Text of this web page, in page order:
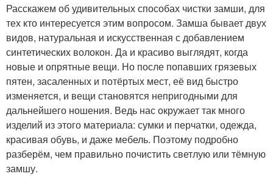
Расскажем об удивительных способах чистки замши, для
тех кто интересуется этим вопросом. Замша бывает двух
видов, натуральная и искусственная с добавлением
синтетических волокон. Да и красиво выглядят, когда
новые и опрятные вещи. Но после попавших грязевых
пятен, засаленных и потёртых мест, её вид быстро
изменяется, и вещи становятся непригодными для
дальнейшего ношения. Ведь нас окружает так много
изделий из этого материала: сумки и перчатки, одежда,
красивая обувь, и даже мебель. Поэтому подробно
разберём, чем правильно почистить светлую или тёмную
замшу.